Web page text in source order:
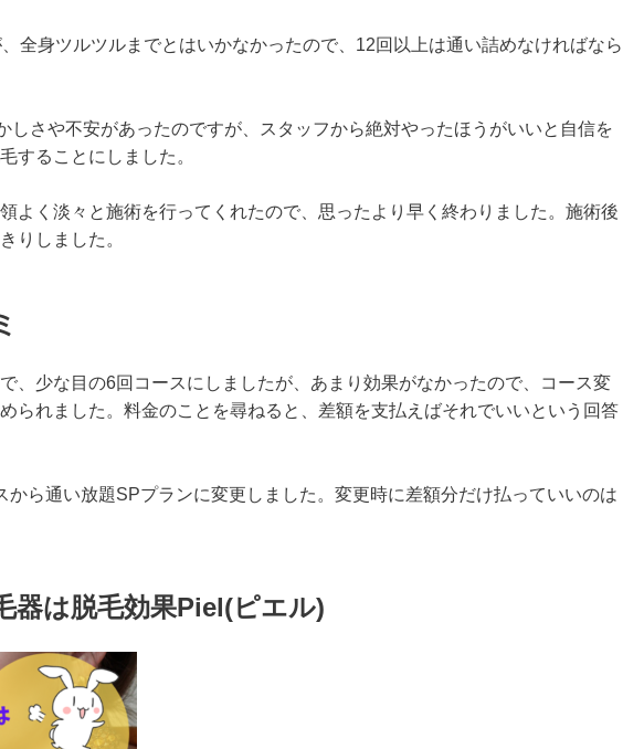
全身ツルツルまでとはいかなかったので、12回以上は通い詰めなければなら
しさや不安があったのですが、スタッフから絶対やったほうがいいと自信を
することにしました。
よく淡々と施術を行ってくれたので、思ったより早く終わりました。施術後
りしました。
、少な目の6回コースにしましたが、あまり効果がなかったので、コース変
られました。料金のことを尋ねると、差額を支払えばそれでいいという回答
から通い放題SPプランに変更しました。変更時に差額分だけ払っていいのは
器は脱毛効果Piel(ピエル)